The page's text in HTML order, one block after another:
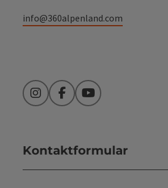
info@360alpenland.com
InstagramFacebookYouTube
Kontaktformular